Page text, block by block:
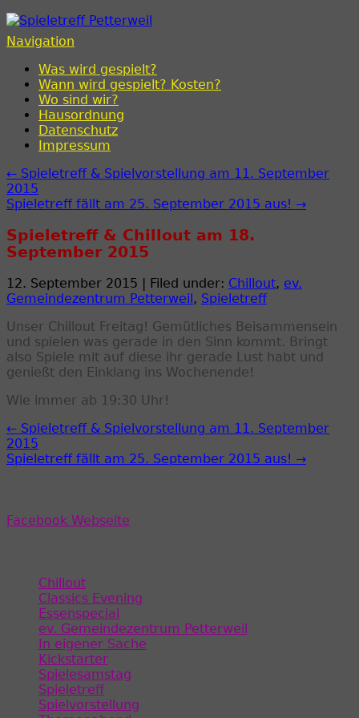
Spieletreff Petterweil
Navigation
Was wird gespielt?
Wann wird gespielt? Kosten?
Wo sind wir?
Hausordnung
Datenschutz
Impressum
← Spieletreff & Spielvorstellung am 11. September
2015
Spieletreff fällt am 25. September 2015 aus! →
Spieletreff & Chillout am 18.
September 2015
12. September 2015 | Filed under: Chillout, ev.
Gemeindezentrum Petterweil, Spieletreff
Unser Chillout Freitag! Gemütliches Beisammensein
und spielen was gerade in den Sinn kommt. Bringt
also Spiele mit auf diese ihr gerade Lust habt und
genießt den Einklang ins Wochenende!
Wie immer ab 19:30 Uhr!
← Spieletreff & Spielvorstellung am 11. September
2015
Spieletreff fällt am 25. September 2015 aus! →
Facebook Webseite
Chillout
Classics Evening
Essenspecial
ev. Gemeindezentrum Petterweil
In eigener Sache
Kickstarter
Spielesamstag
Spieletreff
Spielvorstellung